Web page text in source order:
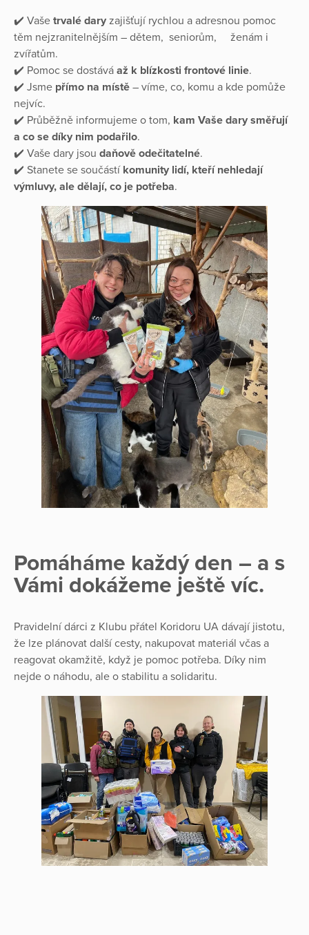
✔️ Vaše trvalé dary zajišťují rychlou a adresnou pomoc
těm nejzranitelnějším – dětem, seniorům, ženám i
zvířatům.
✔️ Pomoc se dostává až k blízkosti frontové linie.
✔️ Jsme přímo na místě – víme, co, komu a kde pomůže
nejvíc.
✔️ Průběžně informujeme o tom, kam Vaše dary směřují
a co se díky nim podařilo.
✔️ Vaše dary jsou daňově odečitatelné.
✔️ Stanete se součástí komunity lidí, kteří nehledají
výmluvy, ale dělají, co je potřeba.
Pomáháme každý den – a s
Vámi dokážeme ještě víc.
Pravidelní dárci z Klubu přátel Koridoru UA dávají jistotu,
že lze plánovat další cesty, nakupovat materiál včas a
reagovat okamžitě, když je pomoc potřeba. Díky nim
nejde o náhodu, ale o stabilitu a solidaritu.